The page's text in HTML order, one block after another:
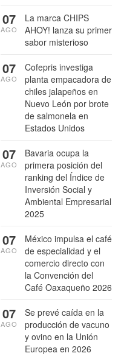
La marca CHIPS
AHOY! lanza su primer
sabor misterioso
07
AGO
Cofepris investiga
planta empacadora de
chiles jalapeños en
Nuevo León por brote
de salmonela en
Estados Unidos
07
AGO
Bavaria ocupa la
primera posición del
ranking del Índice de
Inversión Social y
Ambiental Empresarial
2025
07
AGO
México impulsa el café
de especialidad y el
comercio directo con
la Convención del
Café Oaxaqueño 2026
07
AGO
Se prevé caída en la
producción de vacuno
y ovino en la Unión
Europea en 2026
07
AGO